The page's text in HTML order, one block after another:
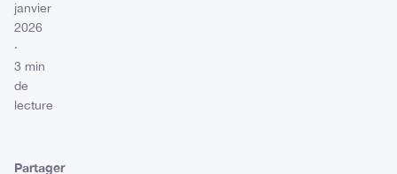
janvier
2026
·
3 min
de
lecture
Partager